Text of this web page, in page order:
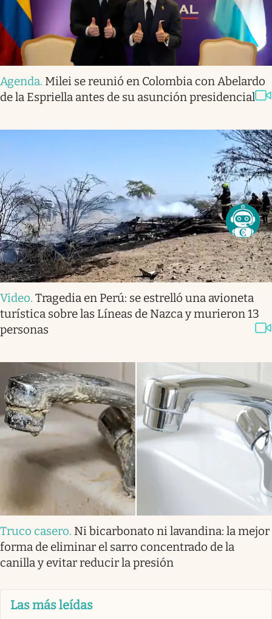
Agenda. Milei se reunió en Colombia con Abelardo
de la Espriella antes de su asunción presidencial
Video. Tragedia en Perú: se estrelló una avioneta
turística sobre las Líneas de Nazca y murieron 13
personas
Truco casero. Ni bicarbonato ni lavandina: la mejor
forma de eliminar el sarro concentrado de la
canilla y evitar reducir la presión
Las más leídas